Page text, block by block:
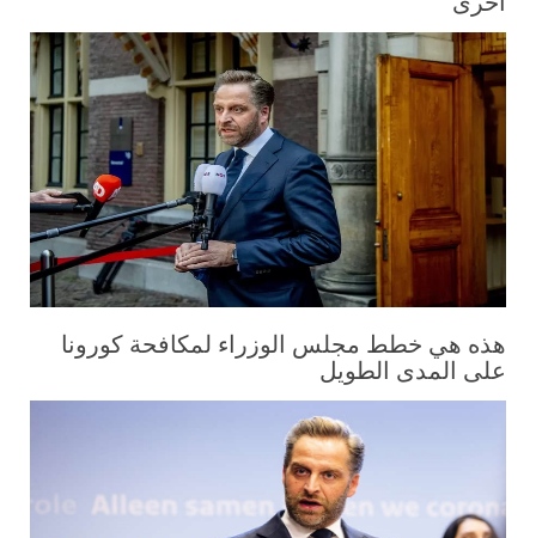
هذه هي خطط مجلس الوزراء لمكافحة كورونا
على المدى الطويل